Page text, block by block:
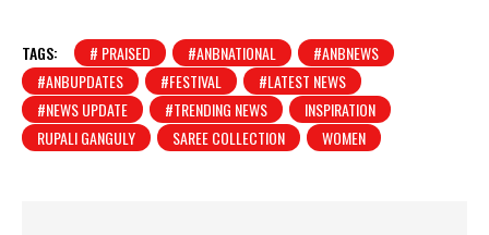
TAGS: # PRAISED #ANBNATIONAL
#ANBNEWS
#ANBUPDATES
#FESTIVAL
#LATEST NEWS
#NEWS UPDATE
#TRENDING NEWS
INSPIRATION
RUPALI GANGULY
SAREE COLLECTION WOMEN